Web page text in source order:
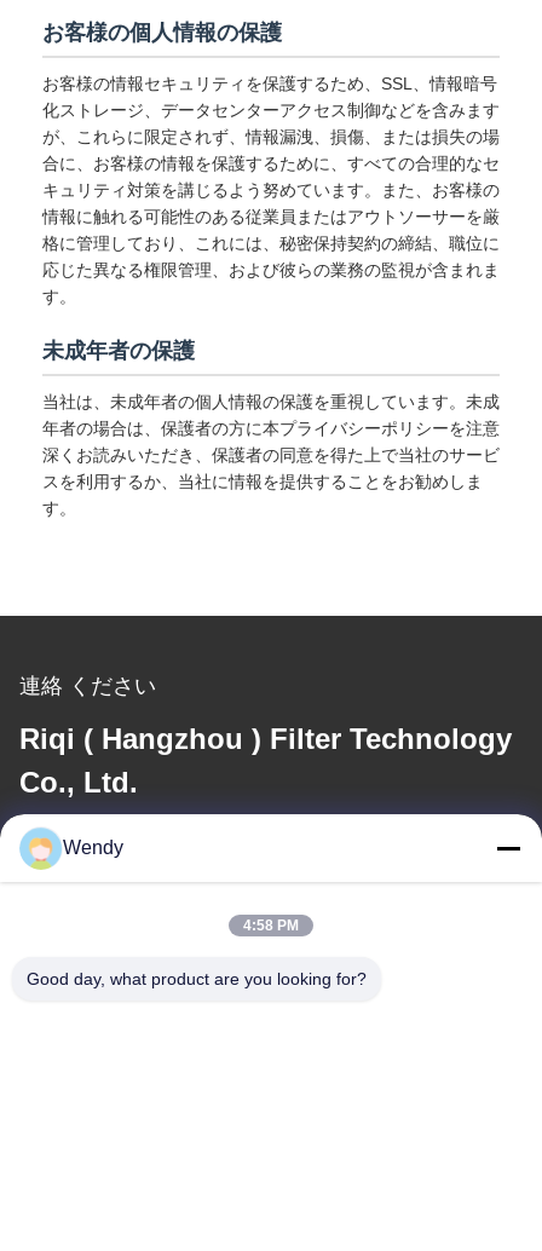
お客様の個人情報の保護
お客様の情報セキュリティを保護するため、SSL、情報暗号
化ストレージ、データセンターアクセス制御などを含みます
が、これらに限定されず、情報漏洩、損傷、または損失の場
合に、お客様の情報を保護するために、すべての合理的なセ
キュリティ対策を講じるよう努めています。また、お客様の
情報に触れる可能性のある従業員またはアウトソーサーを厳
格に管理しており、これには、秘密保持契約の締結、職位に
応じた異なる権限管理、および彼らの業務の監視が含まれま
す。
未成年者の保護
当社は、未成年者の個人情報の保護を重視しています。未成
年者の場合は、保護者の方に本プライバシーポリシーを注意
深くお読みいただき、保護者の同意を得た上で当社のサービ
スを利用するか、当社に情報を提供することをお勧めしま
す。
連絡 ください
Riqi ( Hangzhou ) Filter Technology
Co., Ltd.
メール
住所
Wendy
4:58 PM
Good day, what product are you looking for?